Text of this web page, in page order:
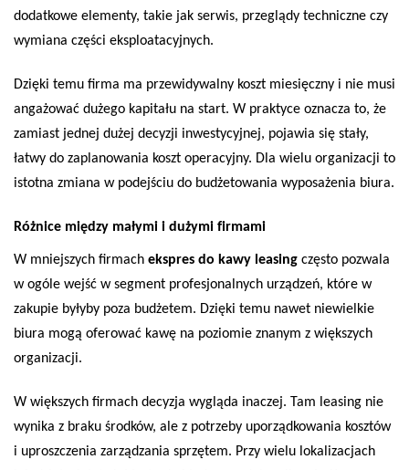
dodatkowe elementy, takie jak serwis, przeglądy techniczne czy
wymiana części eksploatacyjnych.
Dzięki temu firma ma przewidywalny koszt miesięczny i nie musi
angażować dużego kapitału na start. W praktyce oznacza to, że
zamiast jednej dużej decyzji inwestycyjnej, pojawia się stały,
łatwy do zaplanowania koszt operacyjny. Dla wielu organizacji to
istotna zmiana w podejściu do budżetowania wyposażenia biura.
Różnice między małymi i dużymi firmami
W mniejszych firmach ekspres do kawy leasing często pozwala
w ogóle wejść w segment profesjonalnych urządzeń, które w
zakupie byłyby poza budżetem. Dzięki temu nawet niewielkie
biura mogą oferować kawę na poziomie znanym z większych
organizacji.
W większych firmach decyzja wygląda inaczej. Tam leasing nie
wynika z braku środków, ale z potrzeby uporządkowania kosztów
i uproszczenia zarządzania sprzętem. Przy wielu lokalizacjach